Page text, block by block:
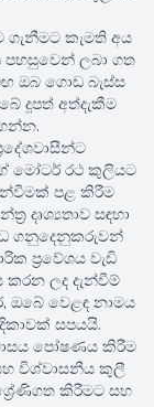
කැමති අය
පහසුවෙන් ලබා ගත
ඔබ ගොඩ බැස්ස
දූපත් අත්දැකීම
මෝටර් රථ කුලියට
පළ කිරීම
දෘශ්‍යතාව සඳහා
ගනුදෙනුකරුවන්
ප්‍රවේශය වැඩි
ලද දැන්වීම්
ඔබේ වෙළඳ නාමය
සපයයි.
පෝෂණය කිරීම
විශ්වාසනීය කුලී
කිරීමට සහ